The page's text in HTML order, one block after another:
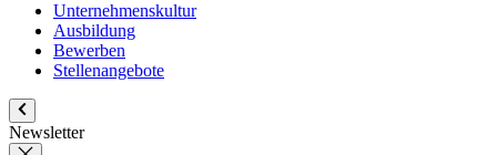
Unternehmenskultur
Ausbildung
Bewerben
Stellenangebote
Newsletter